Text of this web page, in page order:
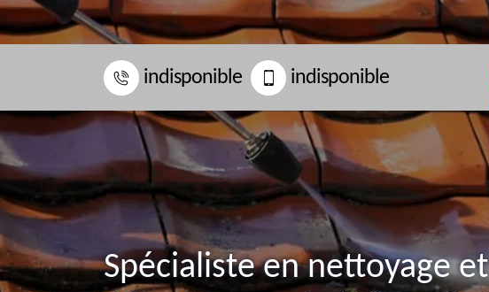
indisponible indisponible
Spécialiste en nettoyage et